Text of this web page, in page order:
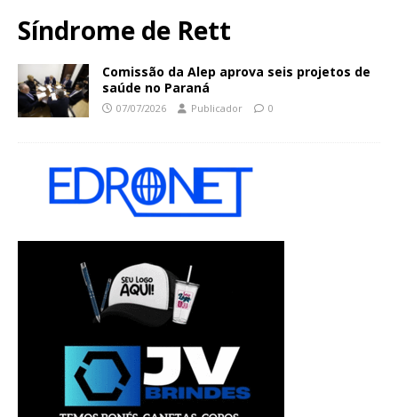
Síndrome de Rett
Comissão da Alep aprova seis projetos de
saúde no Paraná
07/07/2026 Publicador 0